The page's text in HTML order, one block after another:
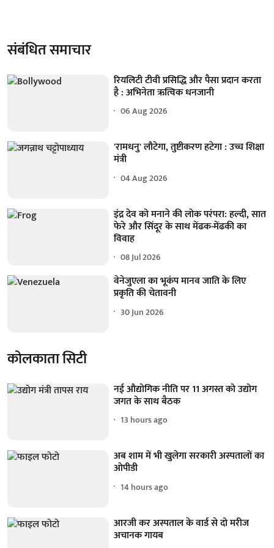
संबंधित समाचार
रियलिटी टीवी प्रसिद्धि और पैसा प्रदान करता
है : अभिनेता ऋत्विक धनजानी
06 Aug 2026
'रामधनु' लौटेगा, तुष्टीकरण हटेगा : उच्च शिक्षा
मंत्री
04 Aug 2026
इंद्र देव को मनाने की लोक परंपरा: हल्दी, सात
फेरे और सिंदूर के साथ मेंढक-मेंढकी का
विवाह
08 Jul 2026
वेनेजुएला का भूकंप मानव जाति के लिए
प्रकृति की चेतावनी
30 Jun 2026
कोलकाता सिटी
नई औद्योगिक नीति पर 11 अगस्त को उद्योग
जगत के साथ बैठक
13 hours ago
अब शाम में भी खुलेगा सरकारी अस्पतालों का
ओपीडी
14 hours ago
आरजी कर अस्पताल के वार्ड से दो मरीज
अचानक गायब